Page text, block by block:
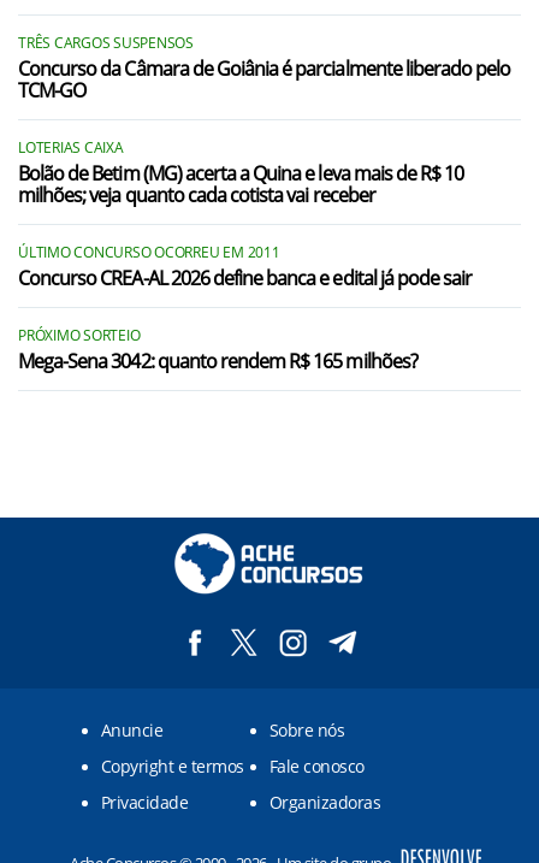
TRÊS CARGOS SUSPENSOS
Concurso da Câmara de Goiânia é parcialmente liberado pelo
TCM-GO
LOTERIAS CAIXA
Bolão de Betim (MG) acerta a Quina e leva mais de R$ 10
milhões; veja quanto cada cotista vai receber
ÚLTIMO CONCURSO OCORREU EM 2011
Concurso CREA-AL 2026 define banca e edital já pode sair
PRÓXIMO SORTEIO
Mega-Sena 3042: quanto rendem R$ 165 milhões?
Anuncie
Sobre nós
Copyright e termos
Fale conosco
Privacidade
Organizadoras